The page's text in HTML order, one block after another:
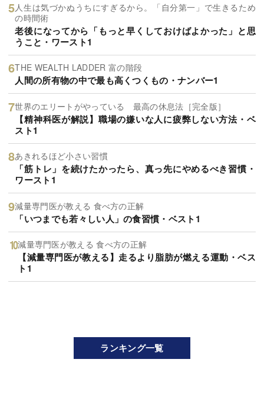
人生は気づかぬうちにすぎるから。「自分第一」で生きるため
の時間術
老後になってから「もっと早くしておけばよかった」と思
うこと・ワースト1
THE WEALTH LADDER 富の階段
人間の所有物の中で最も高くつくもの・ナンバー1
世界のエリートがやっている 最高の休息法［完全版］
【精神科医が解説】職場の嫌いな人に疲弊しない方法・ベ
スト1
あきれるほど小さい習慣
「筋トレ」を続けたかったら、真っ先にやめるべき習慣・
ワースト1
減量専門医が教える 食べ方の正解
「いつまでも若々しい人」の食習慣・ベスト1
減量専門医が教える 食べ方の正解
【減量専門医が教える】走るより脂肪が燃える運動・ベス
ト1
ランキング一覧